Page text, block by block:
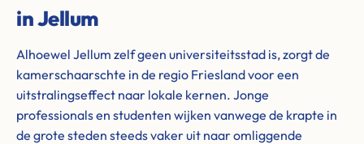
in Jellum
Alhoewel Jellum zelf geen universiteitsstad is, zorgt de
kamerschaarschte in de regio Friesland voor een
uitstralingseffect naar lokale kernen. Jonge
professionals en studenten wijken vanwege de krapte in
de grote steden steeds vaker uit naar omliggende